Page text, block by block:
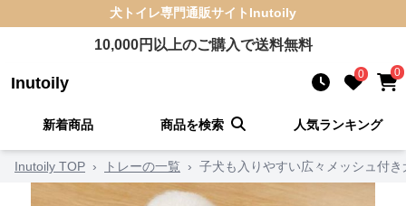
犬トイレ専門通販サイト Inutoily
10,000円以上のご購入で送料無料
Inutoily 0 0
新着商品 商品を検索 人気ランキング
Inutoily TOP › トレーの一覧 › 子犬も入りやすい広々メッシュ付